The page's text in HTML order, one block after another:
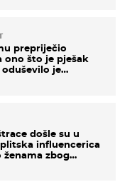
prepriječio
ono što je pješak
je
došle su u
influencerica
ženama zbog